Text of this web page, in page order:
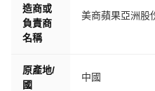
造商或
負責商
名稱
美商蘋果亞洲股
原產地/
國
中國